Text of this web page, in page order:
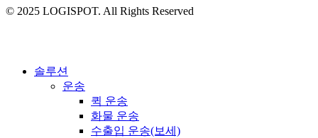
© 2025 LOGISPOT. All Rights Reserved
Menu
솔루션
운송
퀵 운송
화물 운송
수출입 운송(보세)